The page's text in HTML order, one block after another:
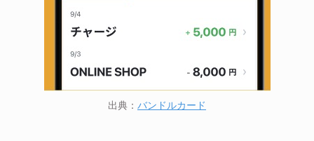
出典： バンドルカード